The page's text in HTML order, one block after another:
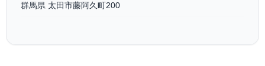
群馬県 太田市藤阿久町200